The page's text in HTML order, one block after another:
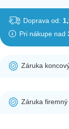
Doprava od:
Pri nákupe nad
Záruka
potrebná
Záruka